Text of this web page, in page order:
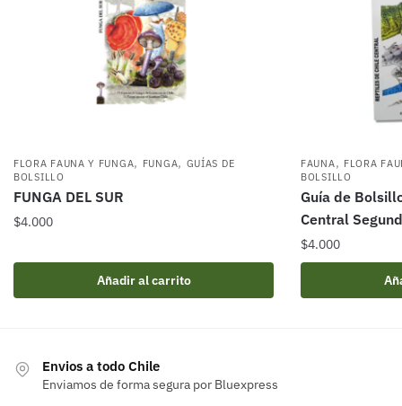
FLORA FAUNA Y FUNGA, FUNGA, GUÍAS DE
BOLSILLO
FUNGA DEL SUR
$4.000
Añadir al carrito
FAUNA, FLORA
BOLSILLO
Guía de
Central
$4.000
Envios a todo Chile
Enviamos de forma segura por Bluexpress